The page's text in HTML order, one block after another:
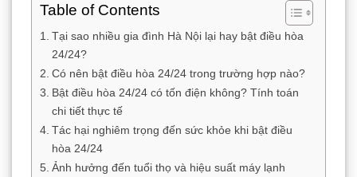
Table of Contents
Tại sao nhiều gia đình Hà Nội lại hay bật điều hòa
24/24?
Có nên bật điều hòa 24/24 trong trường hợp nào?
Bật điều hòa 24/24 có tốn điện không? Tính toán
chi tiết thực tế
Tác hại nghiêm trọng đến sức khỏe khi bật điều
hòa 24/24
Ảnh hưởng đến tuổi thọ và hiệu suất máy lạnh